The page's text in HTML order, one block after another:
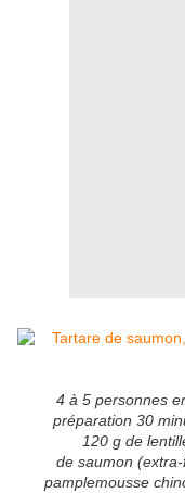
4 à 5 personnes
préparation 30
120 g de
de saumon
pamplemousse